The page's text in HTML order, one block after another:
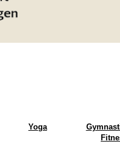
Yoga